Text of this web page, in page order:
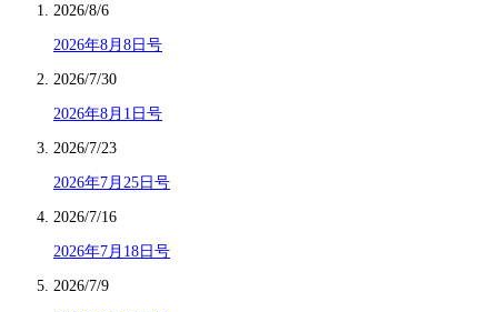
2026/8/6
2026年8月8日号
2026/7/30
2026年8月1日号
2026/7/23
2026年7月25日号
2026/7/16
2026年7月18日号
2026/7/9